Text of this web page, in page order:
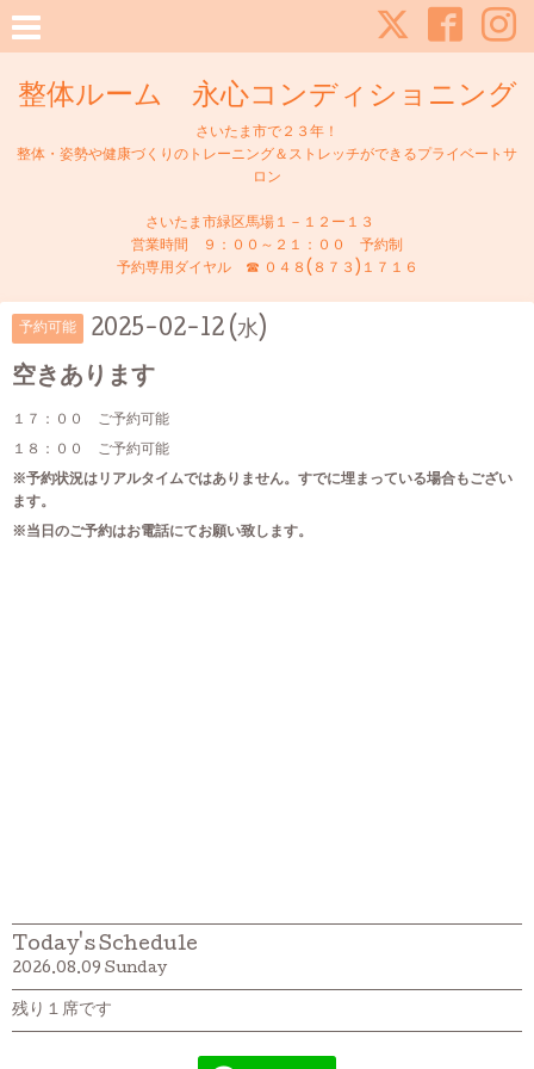
整体ルーム 永心コンディショニング
さいたま市で２３年！
整体・姿勢や健康づくりのトレーニング＆ストレッチができるプライベートサ
ロン
さいたま市緑区馬場１－１２ー１３
営業時間 ９：００～２１：００ 予約制
予約専用ダイヤル ☎ ０４８(８７３)１７１６
予約可能 2025-02-12 (水)
空きあります
１７：００ ご予約可能
１８：００ ご予約可能
※予約状況はリアルタイムではありません。すでに埋まっている場合もござい
ます。
※当日のご予約はお電話にてお願い致します。
Today's Schedule
2026.08.09 Sunday
残り１席です